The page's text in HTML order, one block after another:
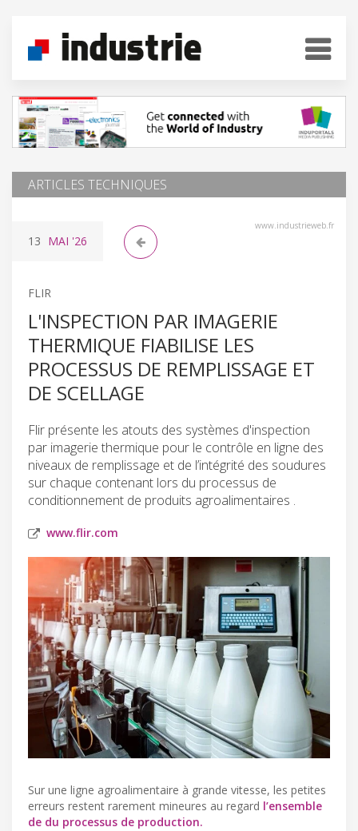
ARTICLES TECHNIQUES
www.industrieweb.fr
13 MAI '26
FLIR
L'INSPECTION PAR IMAGERIE
THERMIQUE FIABILISE LES
PROCESSUS DE REMPLISSAGE ET
DE SCELLAGE
Flir présente les atouts des systèmes d'inspection
par imagerie thermique pour le contrôle en ligne des
niveaux de remplissage et de l’intégrité des soudures
sur chaque contenant lors du processus de
conditionnement de produits agroalimentaires .
www.flir.com
Sur une ligne agroalimentaire à grande vitesse, les petites
erreurs restent rarement mineures au regard l’ensemble
de du processus de production.